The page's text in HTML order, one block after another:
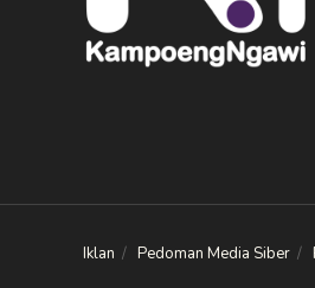
Iklan Pedoman Media Siber